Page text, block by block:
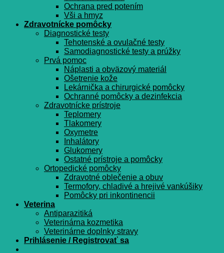
Ochrana pred potením
Vši a hmyz
Zdravotnícke pomôcky
Diagnostické testy
Tehotenské a ovulačné testy
Samodiagnostické testy a prúžky
Prvá pomoc
Náplasti a obväzový materiál
Ošetrenie kože
Lekárnička a chirurgické pomôcky
Ochranné pomôcky a dezinfekcia
Zdravotnícke prístroje
Teplomery
Tlakomery
Oxymetre
Inhalátory
Glukomery
Ostatné prístroje a pomôcky
Ortopedické pomôcky
Zdravotné oblečenie a obuv
Termofory, chladivé a hrejivé vankúšiky
Pomôcky pri inkontinencii
Veterina
Antiparazitiká
Veterinárna kozmetika
Veterinárne doplnky stravy
Prihlásenie / Registrovať sa